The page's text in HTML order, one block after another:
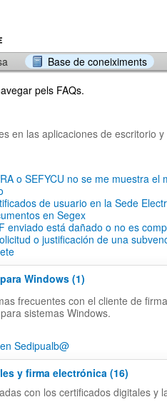
Base de coneiximents
pels FAQs.
en las aplicaciones de escritorio
o SEFYCU no se me muestra el
de usuario en la Sede
en Segex
enviado está dañado o no es
o justificación de una
Windows (1)
frecuentes con el cliente de firma
sistemas Windows.
Sedipualb@
y firma electrónica (16)
con los certificados digitales y